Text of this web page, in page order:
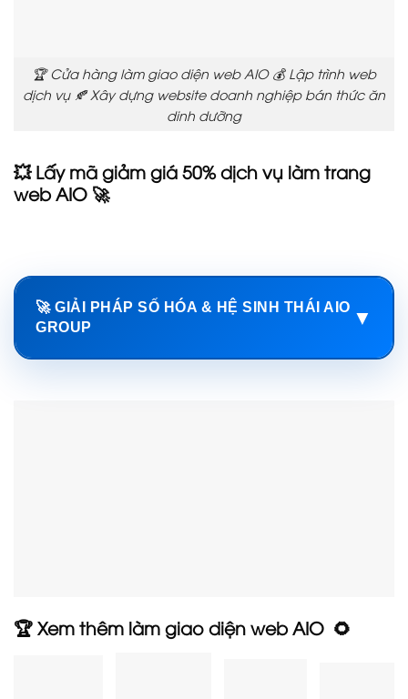
🏆 Cửa hàng làm giao diện web AIO 💰 Lập trình web
dịch vụ 🍂 Xây dựng website doanh nghiệp bán thức ăn
dinh dưỡng
💥 Lấy mã giảm giá 50% dịch vụ làm trang
web AIO 🚀
🚀 GIẢI PHÁP SỐ HÓA & HỆ SINH THÁI AIO
GROUP
▼
🏆 Xem thêm làm giao diện web AIO 🌻